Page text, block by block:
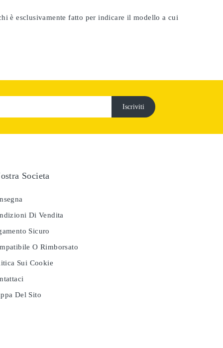
è esclusivamente fatto per indicare il modello a cui
Societa
Di Vendita
Sicuro
O Rimborsato
Sui Cookie
Del Sito